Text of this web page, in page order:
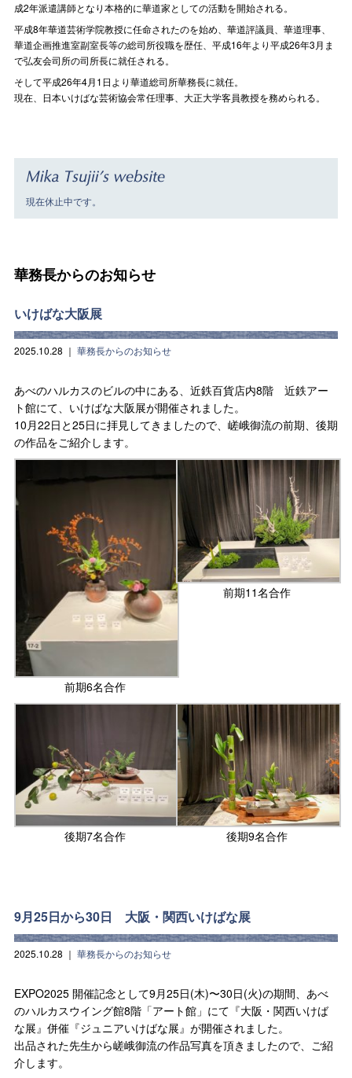
成2年派遣講師となり本格的に華道家としての活動を開始される。
平成8年華道芸術学院教授に任命されたのを始め、華道評議員、華道理事、
華道企画推進室副室長等の総司所役職を歴任、平成16年より平成26年3月ま
で弘友会司所の司所長に就任される。
そして平成26年4月1日より華道総司所華務長に就任。
現在、日本いけばな芸術協会常任理事、大正大学客員教授を務められる。
現在休止中です。
華務長からのお知らせ
いけばな大阪展
2025.10.28 ｜ 華務長からのお知らせ
あべのハルカスのビルの中にある、近鉄百貨店内8階 近鉄アー
ト館にて、いけばな大阪展が開催されました。
10月22日と25日に拝見してきましたので、嵯峨御流の前期、後期
の作品をご紹介します。
前期6名合作
前期11名合作
後期7名合作 後期9名合作
9月25日から30日 大阪・関西いけばな展
2025.10.28 ｜ 華務長からのお知らせ
EXPO2025 開催記念として9月25日(木)〜30日(火)の期間、あべ
のハルカスウイング館8階「アート館」にて『大阪・関西いけば
な展』併催『ジュニアいけばな展』が開催されました。
出品された先生から嵯峨御流の作品写真を頂きましたので、ご紹
介します。